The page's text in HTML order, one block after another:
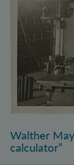
Walther
calculator”